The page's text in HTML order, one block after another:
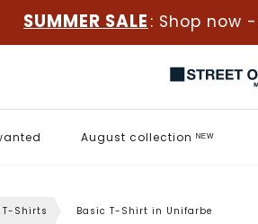
SUMMER SALE : Shop now -
August collection ᴺᴱᵂ
T-Shirts Basic T-Shirt in Unifarbe